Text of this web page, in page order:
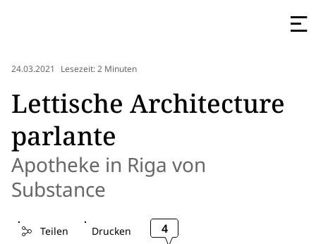
24.03.2021 Lesezeit: 2 Minuten
Lettische Architecture
parlante
Apotheke in Riga von
Substance
Teilen Drucken 4